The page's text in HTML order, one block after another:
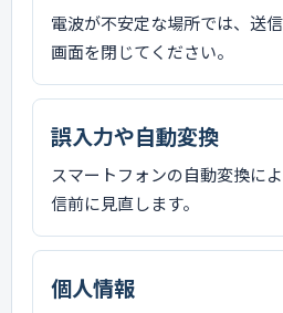
電波が不安定な場所では、送
画面を閉じてください。
誤入力や自動変換
スマートフォンの自動変換に
信前に見直します。
個人情報